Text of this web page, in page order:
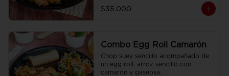
$35.000
Combo Egg Roll Camarón
Chop suey sencillo acompañado de
un egg roll, arroz sencillo con
camarón y gaseosa.